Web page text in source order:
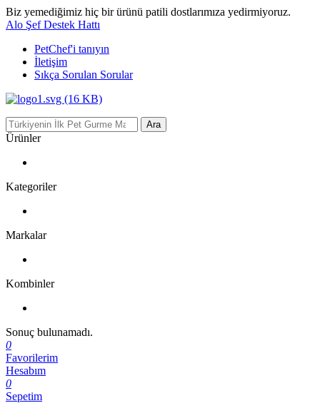
Biz yemediğimiz hiç bir ürünü patili dostlarımıza yedirmiyoruz.
Alo Şef Destek Hattı
PetChef'i tanıyın
İletişim
Sıkça Sorulan Sorular
Ara
Ürünler
Kategoriler
Markalar
Kombinler
Sonuç bulunamadı.
0
Favorilerim
Hesabım
0
Sepetim